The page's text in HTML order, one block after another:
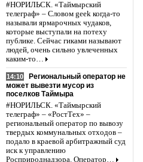
#НОРИЛЬСК. «Таймырский
телеграф» – Словом geek когда-то
называли ярмарочных чудаков,
которые выступали на потеху
публике. Сейчас гиками называют
людей, очень сильно увлеченных
каким-то…
14:10
Региональный оператор не
может вывезти мусор из
поселков Таймыра
#НОРИЛЬСК. «Таймырский
телеграф» – «РостТех» –
региональный оператор по вывозу
твердых коммунальных отходов –
подало в краевой арбитражный суд
иск к управлению
Росприроднадзора. Оператор…